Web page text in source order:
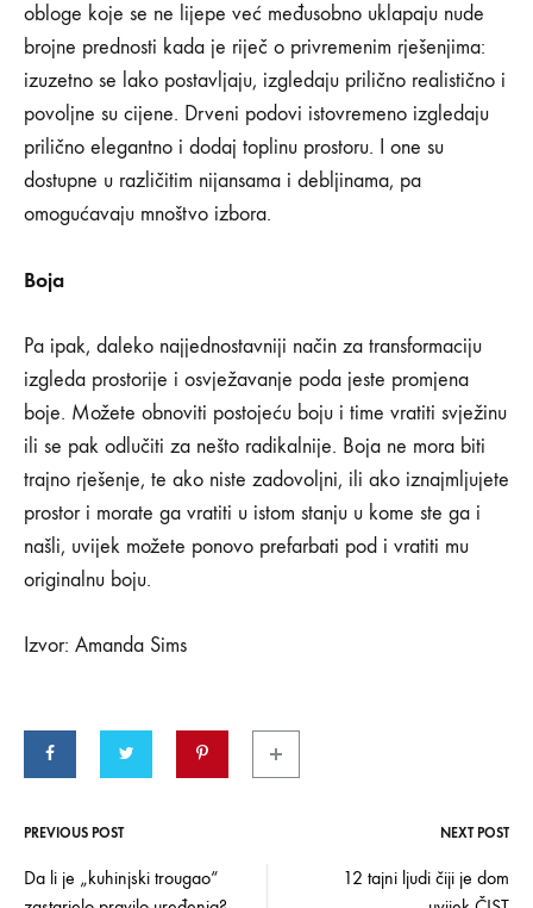
obloge koje se ne lijepe već međusobno uklapaju nude
brojne prednosti kada je riječ o privremenim rješenjima:
izuzetno se lako postavljaju, izgledaju prilično realistično i
povoljne su cijene. Drveni podovi istovremeno izgledaju
prilično elegantno i dodaj toplinu prostoru. I one su
dostupne u različitim nijansama i debljinama, pa
omogućavaju mnoštvo izbora.
Boja
Pa ipak, daleko najjednostavniji način za transformaciju
izgleda prostorije i osvježavanje poda jeste promjena
boje. Možete obnoviti postojeću boju i time vratiti svježinu
ili se pak odlučiti za nešto radikalnije. Boja ne mora biti
trajno rješenje, te ako niste zadovoljni, ili ako iznajmljujete
prostor i morate ga vratiti u istom stanju u kome ste ga i
našli, uvijek možete ponovo prefarbati pod i vratiti mu
originalnu boju.
Izvor: Amanda Sims
Post
PREVIOUS POST NEXT POST
Da li je „kuhinjski trougao“
12 tajni ljudi čiji je dom